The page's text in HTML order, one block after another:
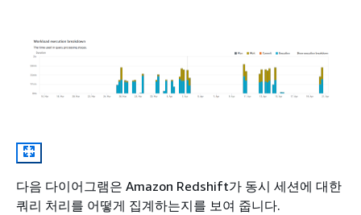
다음 다이어그램은 Amazon Redshift가 동시 세션에 대한
쿼리 처리를 어떻게 집계하는지를 보여 줍니다.